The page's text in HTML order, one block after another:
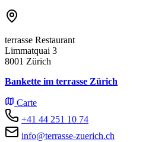
terrasse Restaurant
Limmatquai 3
8001 Zürich
Bankette im terrasse Zürich
Carte
+41 44 251 10 74
info@terrasse-zuerich.ch